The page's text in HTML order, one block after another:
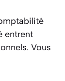
entrent
Vous